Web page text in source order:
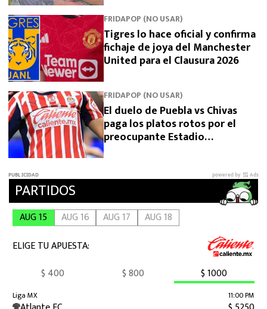
FRIDAPOP (NO USAR)
Tigres lo hace oficial y confirma
fichaje de joya del Manchester
United para el Clausura 2026
FRIDAPOP (NO USAR)
El duelo de Puebla vs Chivas
paga los platos rotos por el
preocupante Estadio